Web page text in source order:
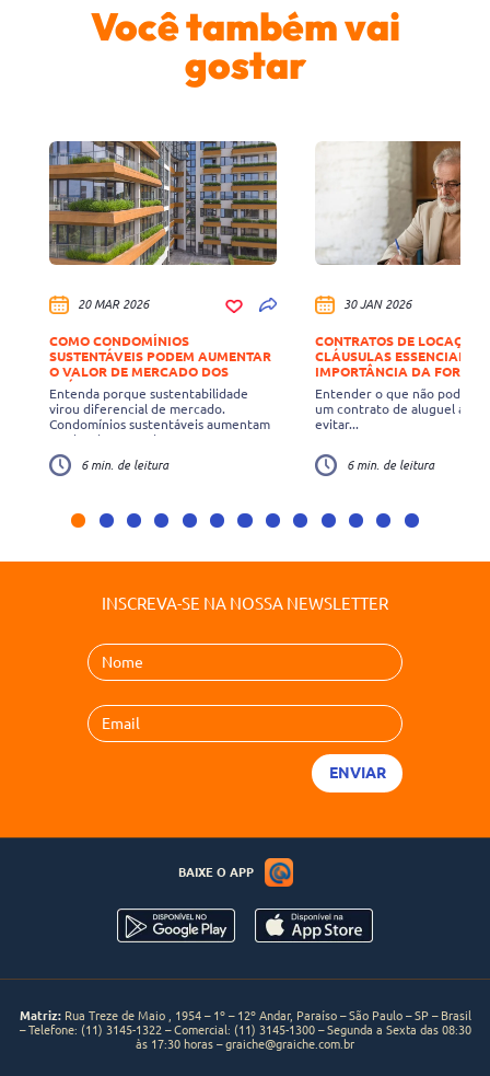
Você também vai
gostar
20 MAR 2026
COMO CONDOMÍNIOS
SUSTENTÁVEIS PODEM AUMENTAR
O VALOR DE MERCADO DOS
IMÓVEIS
Entenda porque sustentabilidade
virou diferencial de mercado.
Condomínios sustentáveis aumentam
o valor de mercado...
6 min. de leitura
30 JAN 2026
CONTRATOS DE LOCAÇÃO:
CLÁUSULAS ESSENCIAIS E
IMPORTÂNCIA DA
POR ESCRITO PARA
JURÍDICA
Entender o que não pode
um contrato de aluguel
evitar...
6 min. de leitura
INSCREVA-SE NA NOSSA NEWSLETTER
BAIXE O APP
Matriz:Rua Treze de Maio , 1954 – 1º – 12º Andar, Paraíso – São Paulo – SP – Brasil
– Telefone: (11) 3145-1322 – Comercial: (11) 3145-1300– Segunda a Sexta das 08:30
às 17:30 horas –graiche@graiche.com.br